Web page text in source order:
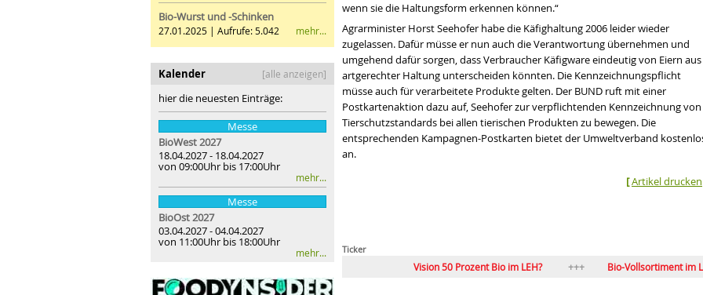
Bio-Wurst und -Schinken
27.01.2025 | Aufrufe: 5.042 mehr...
Kalender [alle anzeigen]
hier die neuesten Einträge:
Messe
BioWest 2027
18.04.2027 - 18.04.2027
von 09:00Uhr bis 17:00Uhr
mehr...
Messe
BioOst2027
03.04.2027 - 04.04.2027
von 11:00Uhr bis 18:00Uhr
mehr...
wenn sie die Haltungsform erkennen können.“
Agrarminister Horst Seehofer habe die Käfighaltung 2006 leider wieder
zugelassen. Dafür müsse er nun auch die Verantwortung übernehmen und
umgehend dafür sorgen, dass Verbraucher Käfigware eindeutig von Eiern aus
artgerechter Haltung unterscheiden könnten. Die Kennzeichnungspflicht
müsse auch für verarbeitete Produkte gelten. Der BUND ruft mit einer
Postkartenaktion dazu auf, Seehofer zur verpflichtenden Kennzeichnung von
Tierschutzstandards bei allen tierischen Produkten zu bewegen. Die
entsprechenden Kampagnen-Postkarten bietet der Umweltverband
an.
[Artikel drucken
Ticker
Vision 50 Prozent Bio im LEH?
Bio-Vollsortiment im LEH: